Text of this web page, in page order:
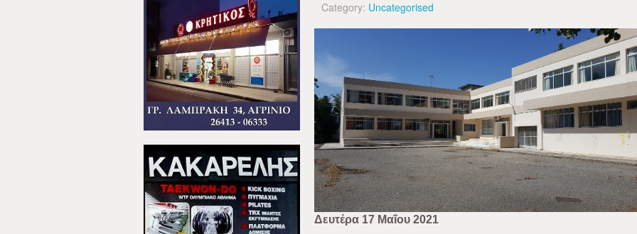
Category: Uncategorised
Δευτέρα 17 Μαΐου 2021